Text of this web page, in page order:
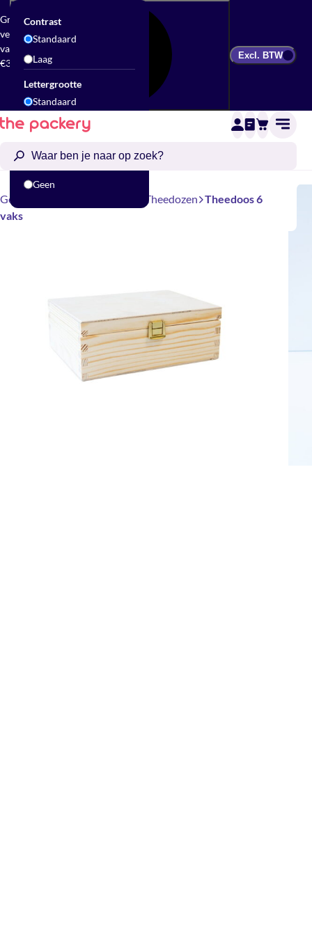
Gratis
verzending
vanaf
€300
Contrast
Standaard
Laag
Lettergrootte
Standaard
Groot
Geen
Excl. BTW
Geschenkverpakking Theedozen Theedoos 6
vaks